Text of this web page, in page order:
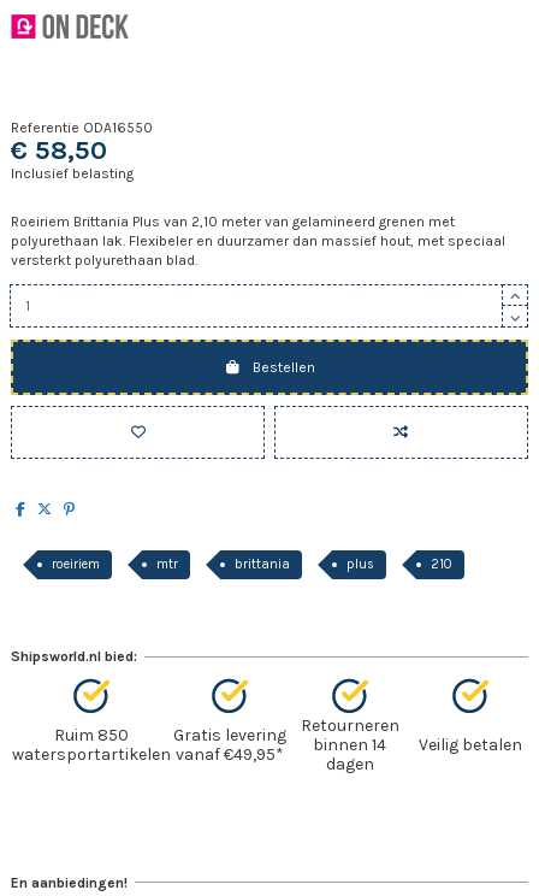
Referentie ODA16550
€ 58,50
Inclusief belasting
Roeiriem Brittania Plus van 2,10 meter van gelamineerd grenen met
polyurethaan lak. Flexibeler en duurzamer dan massief hout, met speciaal
versterkt polyurethaan blad.
Bestellen
roeiriem mtr brittania plus 210
Shipsworld.nl bied:
Ruim 850
watersportartikelen
Gratis levering
vanaf €49,95*
Retourneren
binnen 14
dagen
Veilig betalen
En aanbiedingen!